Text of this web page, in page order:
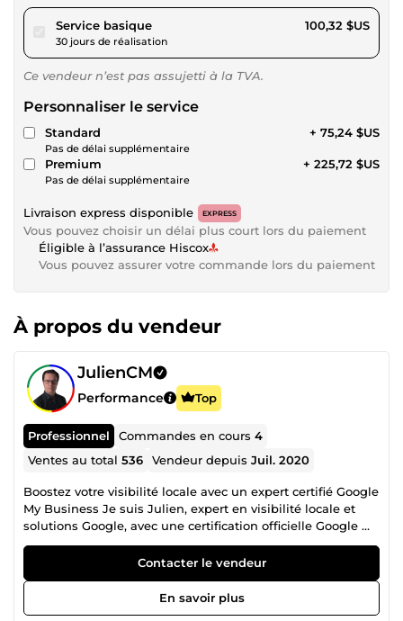
Service basiquepour 92,46 $US
30 jours de réalisation
100,32 $US
Ce vendeur n’est pas assujetti à la TVA.
Personnaliser le service
Standard
Pas de délai supplémentaire
+ 75,24 $US
Premium
Pas de délai supplémentaire
+ 225,72 $US
Livraison express disponible EXPRESS
Vous pouvez choisir un délai plus court lors du paiement
Éligible à l’assurance Hiscox
Vous pouvez assurer votre commande lors du paiement
À propos du vendeur
JulienCM
Performance Top
Professionnel Commandes en cours4
Ventes au total536 Vendeur depuisJuil. 2020
Boostez votre visibilité locale avec un expert certifié Google
My Business Je suis Julien, expert en visibilité locale et
solutions Google, avec une certification officielle Google My
Business et plusieurs années d’expérience dans
l’accompagnement des entreprises locales. Mon objectif
est simple : maximiser votre présence en ligne pour attirer
davantage de clients dans votre zone géographique.
Pourquoi me choisir ? 1. Une expertise certifiée et reconnue
Contacter le vendeur
En savoir plus